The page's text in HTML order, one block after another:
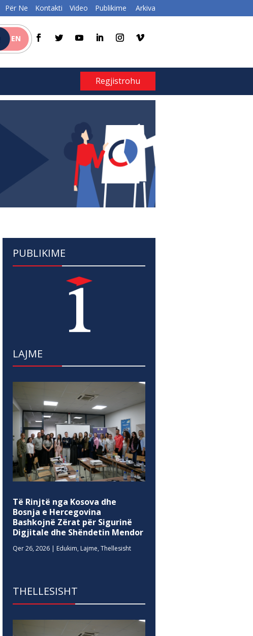
Për Ne Kontakti Video Publikime Arkiva
EN
Regjistrohu
PUBLIKIME
LAJME
Të Rinjtë nga Kosova dhe
Bosnja e Hercegovina
Bashkojnë Zërat për Sigurinë
Digjitale dhe Shëndetin Mendor
Qer 26, 2026 | Edukim, Lajme,Thellesisht
THELLESISHT